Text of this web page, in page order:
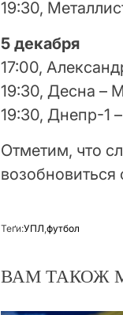
19:30,
5 декабря
17:00,
19:30, Десна –
19:30, Днепр-1
Отметим, что
Теґи:УПЛ ,футбол
ВАМ ТАКОЖ